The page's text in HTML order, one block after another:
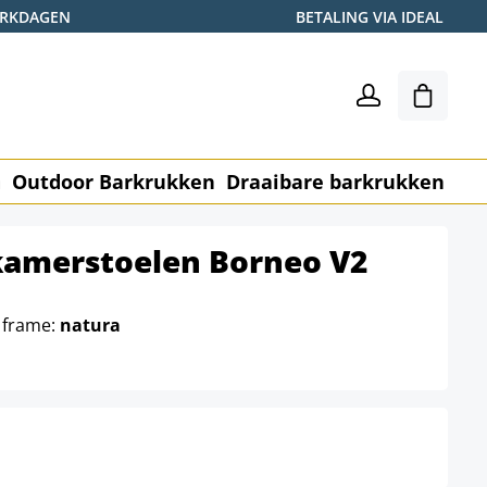
BETALING VIA IDEAL
Outdoor Barkrukken Draaibare barkrukken
Borneo V2
natura